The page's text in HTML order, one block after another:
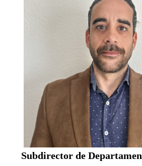
Subdirector de